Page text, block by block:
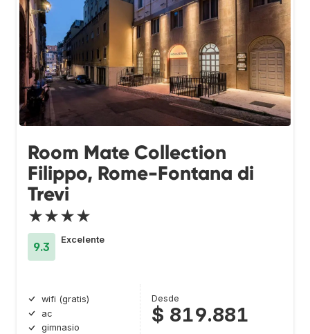
Room Mate Collection
Filippo, Rome-Fontana di
Trevi
★★★★
9.3
Excelente
wifi (gratis)
ac
gimnasio
Desde
$ 819.881